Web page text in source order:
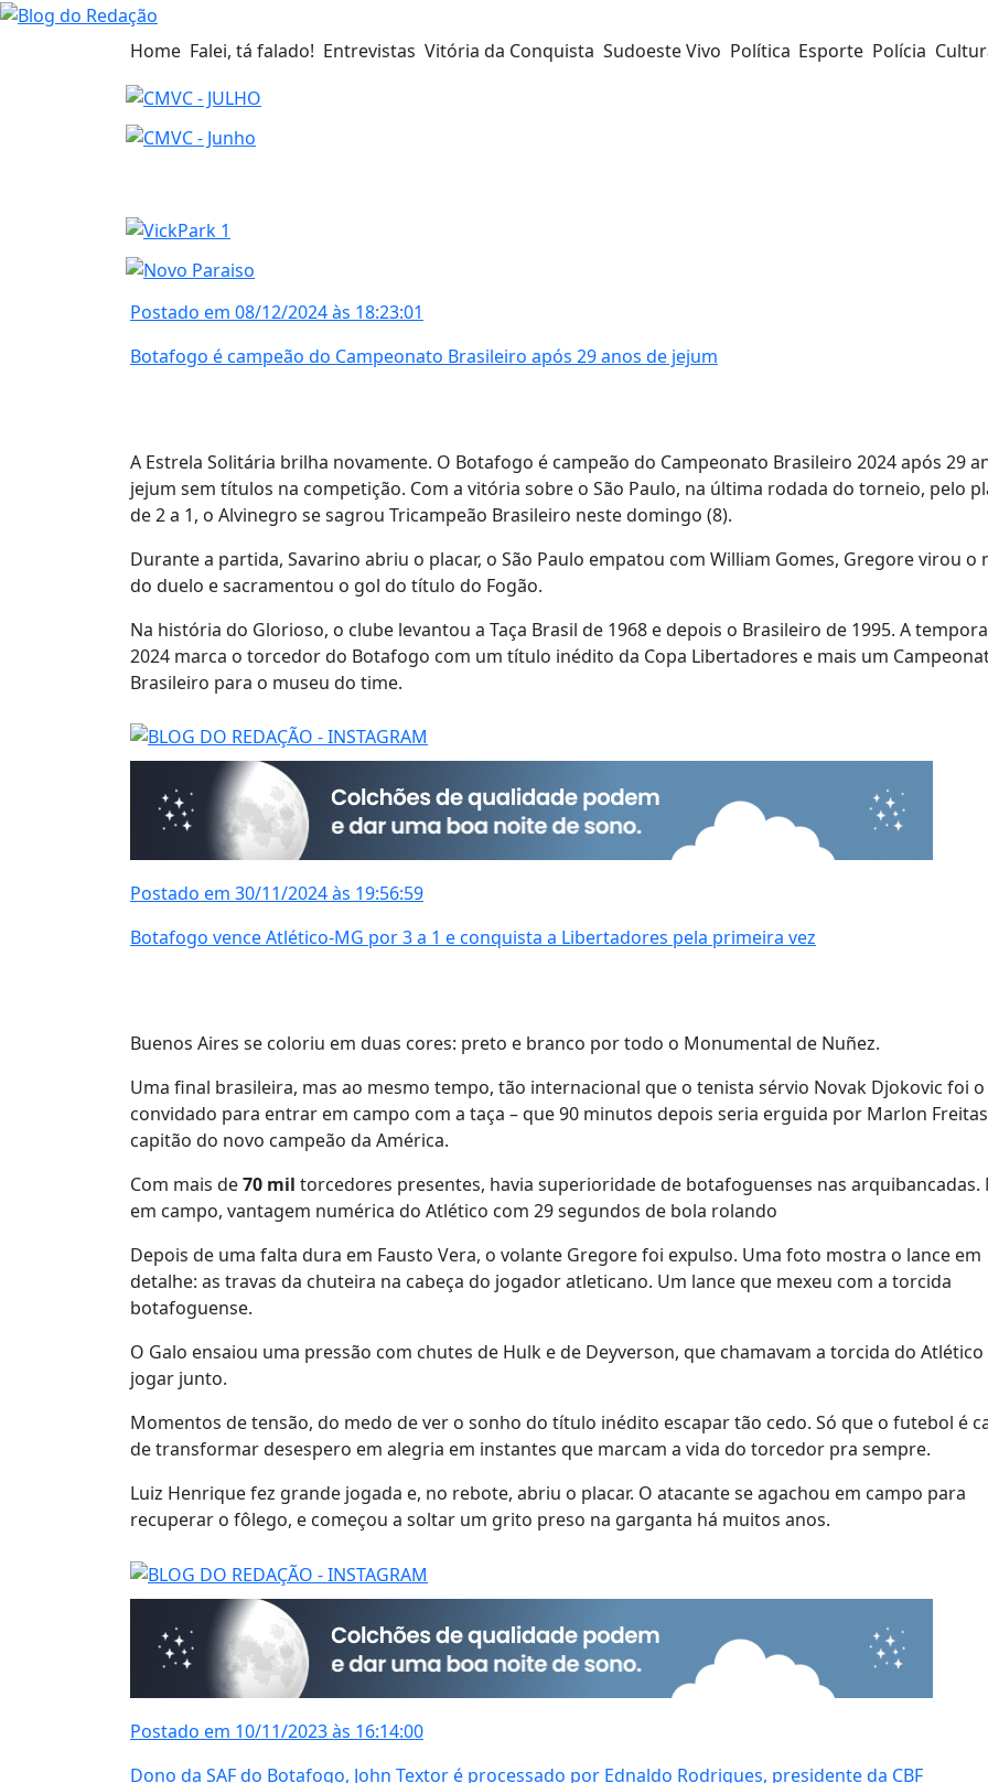
Home Falei, tá falado! Entrevistas Vitória da Conquista Sudoeste Vivo Política Esporte Polícia
Postado em 08/12/2024 às 18:23:01
Botafogo é campeão do Campeonato Brasileiro após 29 anos de jejum
A Estrela Solitária brilha novamente. O Botafogo é campeão do Campeonato Brasileiro 2024 após 29
jejum sem títulos na competição. Com a vitória sobre o São Paulo, na última rodada do torneio, pelo
de 2 a 1, o Alvinegro se sagrou Tricampeão Brasileiro neste domingo (8).
Durante a partida, Savarino abriu o placar, o São Paulo empatou com William Gomes, Gregore virou o
do duelo e sacramentou o gol do título do Fogão.
Na história do Glorioso, o clube levantou a Taça Brasil de 1968 e depois o Brasileiro de 1995. A
2024 marca o torcedor do Botafogo com um título inédito da Copa Libertadores e mais um
Brasileiro para o museu do time.
Postado em 30/11/2024 às 19:56:59
Botafogo vence Atlético-MG por 3 a 1 e conquista a Libertadores pela primeira vez
Buenos Aires se coloriu em duas cores: preto e branco por todo o Monumental de Nuñez.
Uma final brasileira, mas ao mesmo tempo, tão internacional que o tenista sérvio Novak Djokovic foi o
convidado para entrar em campo com a taça – que 90 minutos depois seria erguida por Marlon
capitão do novo campeão da América.
Com mais de70 mil torcedores presentes, havia superioridade de botafoguenses nas arquibancadas.
em campo, vantagem numérica do Atlético com 29 segundos de bola rolando
Depois de uma falta dura em Fausto Vera, o volante Gregore foi expulso. Uma foto mostra o lance em
detalhe: as travas da chuteira na cabeça do jogador atleticano. Um lance que mexeu com a torcida
botafoguense.
O Galo ensaiou uma pressão com chutes de Hulk e de Deyverson, que chamavam a torcida do Atlético
jogar junto.
Momentos de tensão, do medo de ver o sonho do título inédito escapar tão cedo. Só que o futebol é
de transformar desespero em alegria em instantes que marcam a vida do torcedor pra sempre.
Luiz Henrique fez grande jogada e, no rebote, abriu o placar. O atacante se agachou em campo para
recuperar o fôlego, e começou a soltar um grito preso na garganta há muitos anos.
Postado em 10/11/2023 às 16:14:00
Dono da SAF do Botafogo, John Textor é processado por Ednaldo Rodrigues, presidente da CBF